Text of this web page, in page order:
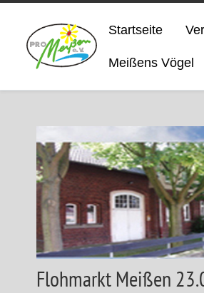
Startseite
Meißens Vögel
Flohmarkt Meißen